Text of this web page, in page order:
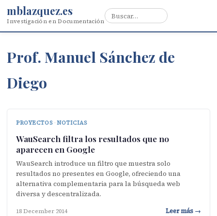
mblazquez.es
Investigación en Documentación
Prof. Manuel Sánchez de
Diego
PROYECTOS ·NOTICIAS
WauSearch filtra los resultados que no
aparecen en Google
WauSearch introduce un filtro que muestra solo
resultados no presentes en Google, ofreciendo una
alternativa complementaria para la búsqueda web
diversa y descentralizada.
18 December 2014 Leer más →